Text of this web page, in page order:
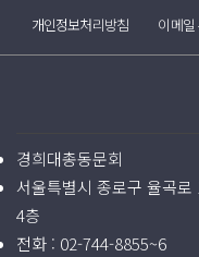
개인정보처리방침 이메일
경희대총동문회
서울특별시 종로구 율곡
4층
전화 : 02-744-8855~6